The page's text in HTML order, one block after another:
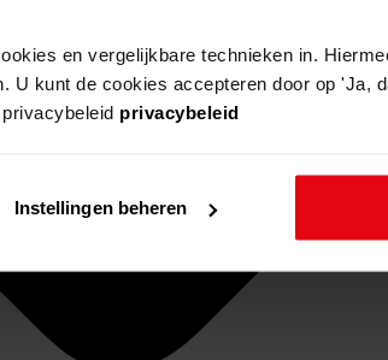
en vergelijkbare technieken in.
U kunt de cookies accepteren door op 'Ja,
privacybeleid
Instellingen beheren